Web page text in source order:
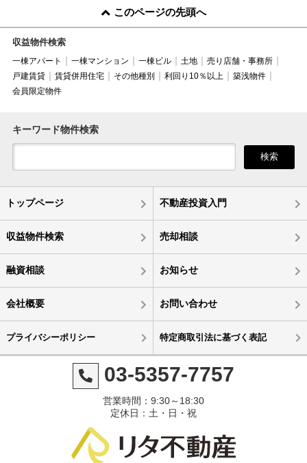
このページの先頭へ
収益物件検索
一棟アパート 一棟マンション 一棟ビル 土地
売り店舗・事務所
戸建賃貸
賃貸併用住宅 その他種別 利回り10％以上
築浅物件
会員限定物件
キーワード物件検索
検索
トップページ 不動産投資入門
収益物件検索 売却相談
融資相談 お知らせ
会社概要 お問い合わせ
プライバシーポリシー 特定商取引法に基づく表記
03-5357-7757
営業時間：9:30～18:30
定休日：土・日・祝